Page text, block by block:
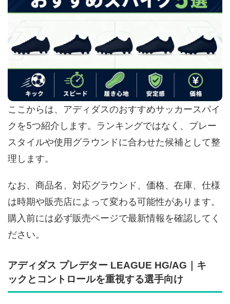
ここからは、アディダスのおすすめサッカースパイ
クを5つ紹介します。ランキングではなく、プレー
スタイルや使用グラウンドに合わせた候補として整
理します。
なお、商品名、対応グラウンド、価格、在庫、仕様
は時期や販売店によって変わる可能性があります。
購入前には必ず販売ページで最新情報を確認してく
ださい。
アディダス プレデター LEAGUE HG/AG｜キ
ックとコントロールを重視する選手向け